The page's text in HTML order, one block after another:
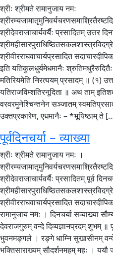
श्रीः श्रीमते रामानुजाय नमः
श्रीदेवराजाचार्यवर्यैः प्रसादितम् उत्तर
श्रीवीरराघवाचार्यप्रसादित
इति यतिकुलधुर्यमेधमानैः
मतिरियमेति निरत्ययम् प्रसादम् ॥ (१)
यतिराजविम्शतिरनूदिता ॥ अथ ताम्
वरवरमुनेश्चिन्तनेन सञ्जातम्
उक्तप्रकारेण, एधमानैः – *भूयिष्ठाम् ते
पूर्वदिनचर्या – व्याख्या
श्रीः श्रीमते रामानुजाय नमः ।
श्रीदेवराजाचार्यवर्यैः प्रसादितम् पूर्व
श्रीवीरराघवाचार्यप्रसादित
रामानुजाय नमः । दिनचर्या सव्याख्या
देवराजगुरुम् वन्दे दिव्यज्ञानप्रदम् शुभम्
भुवनमङ्गले । रङ्गे धाम्नि सुखासीनम्
भक्तिसाराख्यम् सौदर्शनमहम् महः ।